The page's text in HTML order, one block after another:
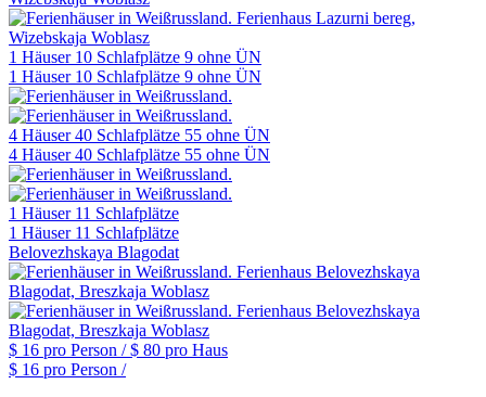
1 Häuser 10 Schlafplätze 9 ohne ÜN
1 Häuser 10 Schlafplätze 9 ohne ÜN
4 Häuser 40 Schlafplätze 55 ohne ÜN
4 Häuser 40 Schlafplätze 55 ohne ÜN
1 Häuser 11 Schlafplätze
1 Häuser 11 Schlafplätze
Belovezhskaya Blagodat
$ 16 pro Person /$ 80 pro Haus
$ 16 pro Person /